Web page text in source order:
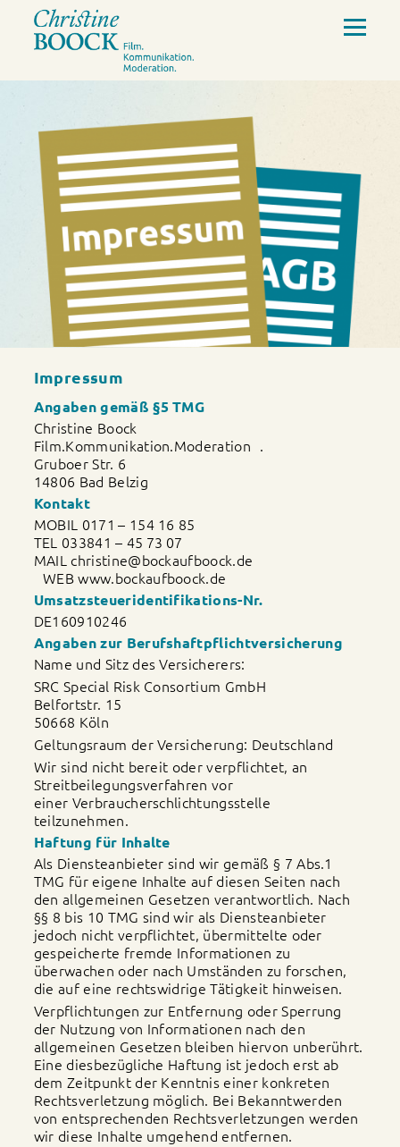
Impressum
Angaben gemäß §5 TMG
Christine Boock
Film.Kommunikation.Moderation .
Gruboer Str. 6
14806 Bad Belzig
Kontakt
MOBIL 0171 – 154 16 85
TEL 033841 – 45 73 07
MAIL christine@bockaufboock.de
WEB www.bockaufboock.de
Umsatzsteueridentifikations-Nr.
DE160910246
Angaben zur Berufshaftpflichtversicherung
Name und Sitz des Versicherers:
SRC Special Risk Consortium GmbH
Belfortstr. 15
50668 Köln
Geltungsraum der Versicherung: Deutschland
Wir sind nicht bereit oder verpflichtet, an
Streitbeilegungsverfahren vor
einer Verbraucherschlichtungsstelle
teilzunehmen.
Haftung für Inhalte
Als Diensteanbieter sind wir gemäß § 7 Abs.1
TMG für eigene Inhalte auf diesen Seiten nach
den allgemeinen Gesetzen verantwortlich. Nach
§§ 8 bis 10 TMG sind wir als Diensteanbieter
jedoch nicht verpflichtet, übermittelte oder
gespeicherte fremde Informationen zu
überwachen oder nach Umständen zu forschen,
die auf eine rechtswidrige Tätigkeit hinweisen.
Verpflichtungen zur Entfernung oder Sperrung
der Nutzung von Informationen nach den
allgemeinen Gesetzen bleiben hiervon unberührt.
Eine diesbezügliche Haftung ist jedoch erst ab
dem Zeitpunkt der Kenntnis einer konkreten
Rechtsverletzung möglich. Bei Bekanntwerden
von entsprechenden Rechtsverletzungen werden
wir diese Inhalte umgehend entfernen.